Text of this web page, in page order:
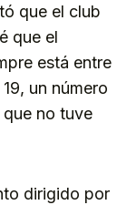
que el club
que el
está entre
un número
que no tuve
dirigido por